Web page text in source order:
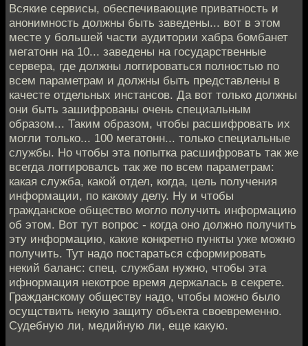
Всякие сервисы, обеспечивающие приватность и
анонимность должны быть заведены... вот в этом
месте у большей части аудитории хабра бомбанет
мегатонн на 10... заведены на государственные
сервера, где должны логгироваться полностью по
всем параметрам и должны быть представлены в
качесте отдельных инстансов. Да вот только должны
они быть зашифрованы очень специальным
образом... Таким образом, чтобы расшифровать их
могли только... 100 мегатонн... только специальные
службы. Но чтобы эта попытка расшифровать так же
всегда логгировалсь так же по всем параметрам:
какая служба, какой отдел, когда, цель получения
информации, по какому делу. Ну и чтобы
гражданское общество могло получить информацию
об этом. Вот тут вопрос - когда оно должно получить
эту информацию, какие конкретно пункты уже можно
получить. Тут надо постараться сформировать
некий баланс: спец. службам нужно, чтобы эта
ифнормация некотрое время держалась в секрете.
Гражданскому обществу надо, чтобы можно было
осущствить некую защиту объекта своевременно.
Судебную ли, медийную ли, еще какую.